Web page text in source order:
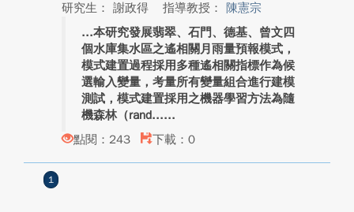
研究生： 謝政得
指導教授： 陳憲宗
本研究發展翡翠、石門、德基、曾文四
個水庫集水區之遙相關月雨量預報模式，
模式建置過程採用多種遙相關指標作為候
選輸入變量，考量所有變量組合進行建模
測試，模式建置採用之機器學習方法為隨
機森林（rand...
點閱：243
下載：0
1